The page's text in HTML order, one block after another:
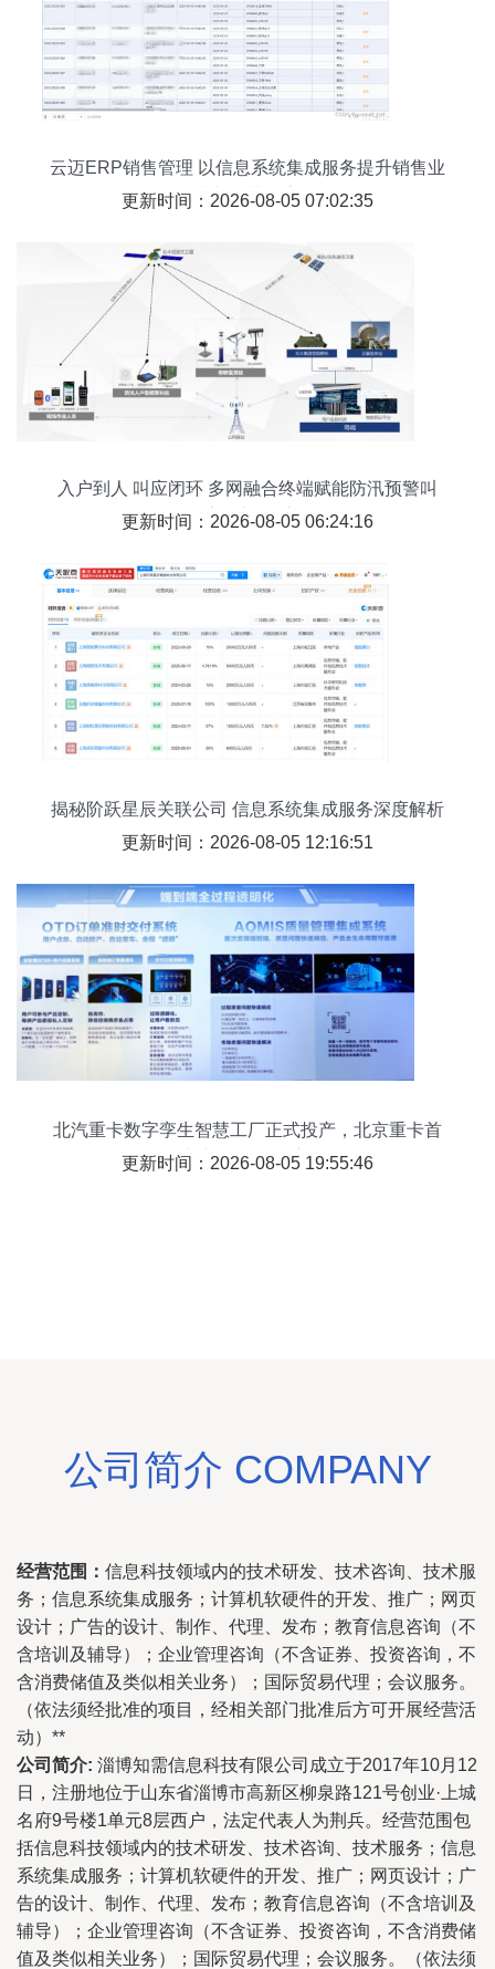
云迈ERP销售管理 以信息系统集成服务提升销售业
绩与运营效率
更新时间：2026-08-05 07:02:35
入户到人 叫应闭环 多网融合终端赋能防汛预警叫
应创新体系
更新时间：2026-08-05 06:24:16
揭秘阶跃星辰关联公司 信息系统集成服务深度解析
更新时间：2026-08-05 12:16:51
北汽重卡数字孪生智慧工厂正式投产，北京重卡首
台车实现“下线即交付”
更新时间：2026-08-05 19:55:46
公司简介 COMPANY
经营范围： 信息科技领域内的技术研发、技术咨询、技术服
务；信息系统集成服务；计算机软硬件的开发、推广；网页
设计；广告的设计、制作、代理、发布；教育信息咨询（不
含培训及辅导）；企业管理咨询（不含证券、投资咨询，不
含消费储值及类似相关业务）；国际贸易代理；会议服务。
（依法须经批准的项目，经相关部门批准后方可开展经营活
动）**
公司简介: 淄博知需信息科技有限公司成立于2017年10月12
日，注册地位于山东省淄博市高新区柳泉路121号创业·上城
名府9号楼1单元8层西户，法定代表人为荆兵。经营范围包
括信息科技领域内的技术研发、技术咨询、技术服务；信息
系统集成服务；计算机软硬件的开发、推广；网页设计；广
告的设计、制作、代理、发布；教育信息咨询（不含培训及
辅导）；企业管理咨询（不含证券、投资咨询，不含消费储
值及类似相关业务）；国际贸易代理；会议服务。（依法须